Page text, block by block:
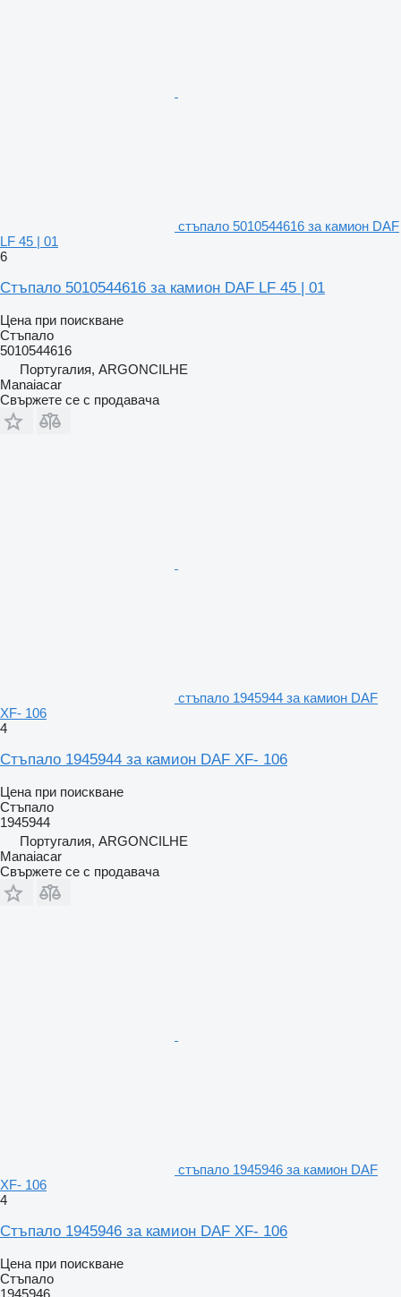
стъпало 5010544616 за камион DAF
LF 45 | 01
6
Стъпало 5010544616 за камион DAF LF 45 | 01
Цена при поискване
Стъпало
5010544616
Португалия, ARGONCILHE
Manaiacar
Свържете се с продавача
стъпало 1945944 за камион DAF
XF- 106
4
Стъпало 1945944 за камион DAF XF- 106
Цена при поискване
Стъпало
1945944
Португалия, ARGONCILHE
Manaiacar
Свържете се с продавача
стъпало 1945946 за камион DAF
XF- 106
4
Стъпало 1945946 за камион DAF XF- 106
Цена при поискване
Стъпало